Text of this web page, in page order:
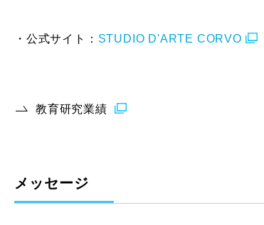
・公式サイト： STUDIO D'ARTE CORVO
教育研究業績
メッセージ